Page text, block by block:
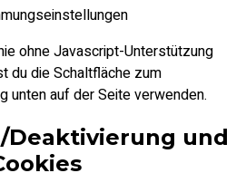
ohne Javascript-Unterstützung
du die Schaltfläche zum
unten auf der Seite verwenden.
Deaktivierung und